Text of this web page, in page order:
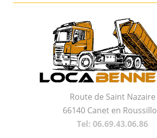
Route de Saint Nazaire
66140 Canet en
Tel: 06.69.43.06.86